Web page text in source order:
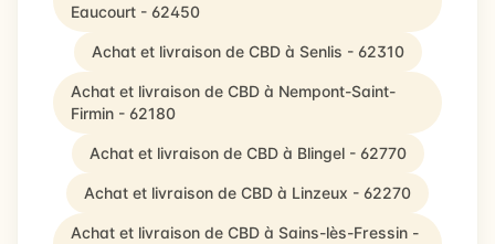
Eaucourt - 62450
Achat et livraison de CBD à Senlis - 62310
Achat et livraison de CBD à Nempont-Saint-
Firmin - 62180
Achat et livraison de CBD à Blingel - 62770
Achat et livraison de CBD à Linzeux - 62270
Achat et livraison de CBD à Sains-lès-Fressin -